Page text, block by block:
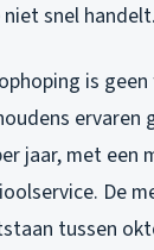
snel handelt.
is
ervaren
jaar, met een
De
tussen